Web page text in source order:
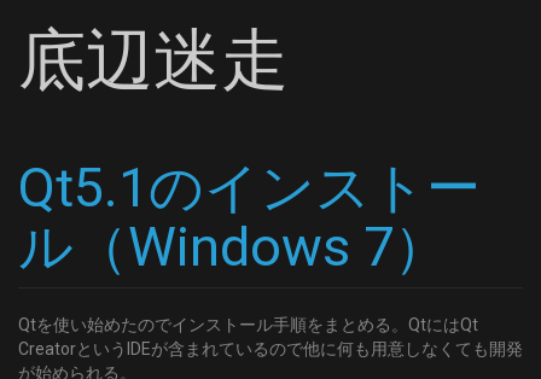
底辺迷走
Qt5.1のインストー
ル（Windows 7）
Qtを使い始めたのでインストール手順をまとめる。QtにはQt
CreatorというIDEが含まれているので他に何も用意しなくても開発
が始められる。